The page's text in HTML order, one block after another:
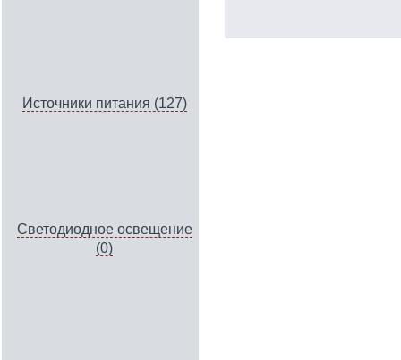
Источники питания (127)
Светодиодное освещение
(0)